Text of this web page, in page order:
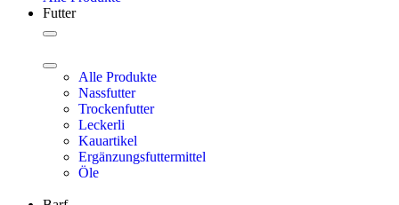
Futter
Alle Produkte
Nassfutter
Trockenfutter
Leckerli
Kauartikel
Ergänzungsfuttermittel
Öle